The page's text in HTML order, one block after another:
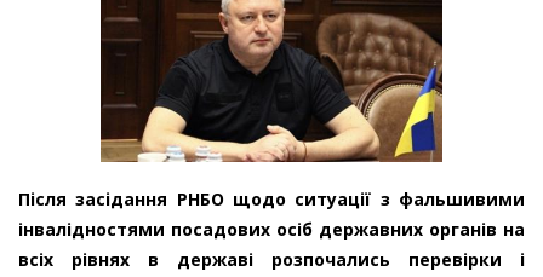
Після засідання РНБО щодо ситуації з фальшивими
інвалідностями посадових осіб державних органів на
всіх рівнях в державі розпочались перевірки і